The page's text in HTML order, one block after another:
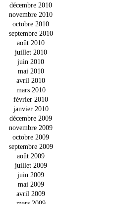
décembre 2010
novembre 2010
octobre 2010
septembre 2010
août 2010
juillet 2010
juin 2010
mai 2010
avril 2010
mars 2010
février 2010
janvier 2010
décembre 2009
novembre 2009
octobre 2009
septembre 2009
août 2009
juillet 2009
juin 2009
mai 2009
avril 2009